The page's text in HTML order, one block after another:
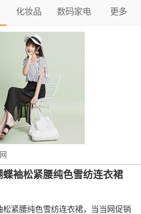
化妆品 数码家电 更多
袖松紧腰纯色雪纺连衣裙
紧腰纯色雪纺连衣裙，当当网促销